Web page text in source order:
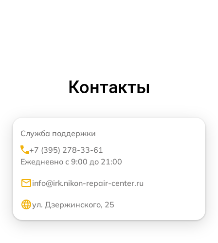
Контакты
Служба поддержки
+7 (395) 278-33-61
Ежедневно с 9:00 до 21:00
info@irk.nikon-repair-center.ru
ул. Дзержинского, 25